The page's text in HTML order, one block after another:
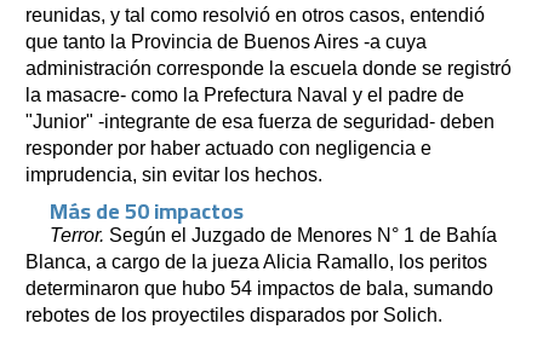
reunidas, y tal como resolvió en otros casos, entendió
que tanto la Provincia de Buenos Aires -a cuya
administración corresponde la escuela donde se registró
la masacre- como la Prefectura Naval y el padre de
"Junior" -integrante de esa fuerza de seguridad- deben
responder por haber actuado con negligencia e
imprudencia, sin evitar los hechos.
Más de 50 impactos
Terror. Según el Juzgado de Menores N° 1 de Bahía
Blanca, a cargo de la jueza Alicia Ramallo, los peritos
determinaron que hubo 54 impactos de bala, sumando
rebotes de los proyectiles disparados por Solich.